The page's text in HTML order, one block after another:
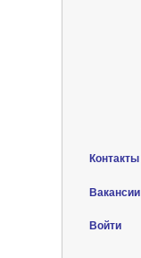
Контакты
Вакансии
Войти